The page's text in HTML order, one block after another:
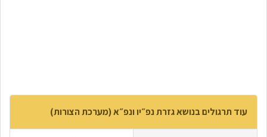
עוד תרגולים בנושא גזרת נפ״יו ונפ״א (מערכת הצורות)